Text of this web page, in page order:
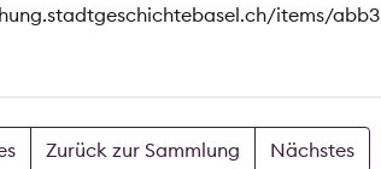
items/abb3
Zurück zur Sammlung Nächstes